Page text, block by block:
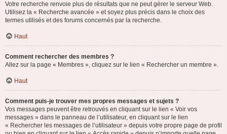
Votre recherche renvoie plus de résultats que ne peut gérer le serveur Web.
Utilisez la « Recherche avancée » et soyez plus précis dans le choix des
termes utilisés et des forums concernés par la recherche.
Haut
Comment rechercher des membres ?
Allez sur la page « Membres », cliquez sur le lien « Rechercher un membre ».
Haut
Comment puis-je trouver mes propres messages et sujets ?
Vos messages peuvent être retrouvés en cliquant sur le lien « Voir vos
messages » dans le panneau de l’utilisateur, en cliquant sur le lien
« Rechercher les messages de l’utilisateur » depuis votre propre page de profil